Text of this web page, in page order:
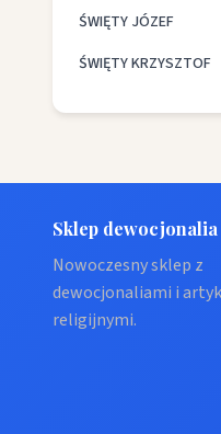
ŚWIĘTY JÓZEF
ŚWIĘTY KRZYSZTOF
Sklep dewocjonalia
Nowoczesny sklep z
dewocjonaliami i
religijnymi.